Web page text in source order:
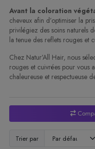
Avant la coloration
cheveux afin d’optimiser la
privilégiez des soins naturels
la tenue des reflets rouges et
Chez Natur’All Hair, nous
rouges et cuivrées pour vous
chaleureuse et respectueuse
Trier par